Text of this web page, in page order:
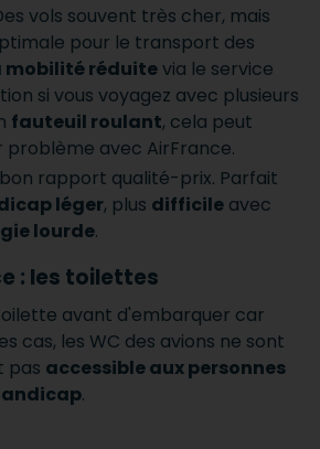
vols souvent très cher, mais
pour le transport des
mobilité réduitevia le service
si vous voyagez avec plusieurs
fauteuil roulant, cela peut
problème avec AirFrance.
rapport qualité-prix. Parfait
léger, plus difficile avec
lourde.
: les toilettes
avant d'embarquer car
cas, les WC des avions ne sont
pas accessible aux personnes
.